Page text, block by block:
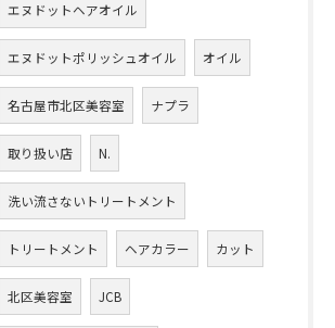
エヌドットヘアオイル
エヌドットポリッシュオイル オイル
名古屋市北区美容室 ナプラ
取り扱い店 N.
洗い流さないトリートメント
トリートメント ヘアカラー カット
北区美容室 JCB